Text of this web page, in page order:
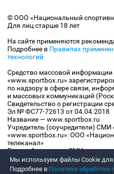
© ООО «Национальный
Для лиц старше 18 лет
На сайте применяются
Подробнее в Правилах
технологий
Средство массовой информации
«www.sportbox.ru»
по надзору в сфере связи,
и массовых коммуникаций
Свидетельство о регистрации
Эл № ФС77-72613 от 04.04.2018
Название — www.sportbox.ru
Учредитель (соучредители) СМИ
«www.sportbox.ru»: ООО
телеканал»
Главный редактор СМИ
Конов В.А.
Номер телефона редакции СМИ
Мы используем файлы Сookie для
Подробнее в Политике